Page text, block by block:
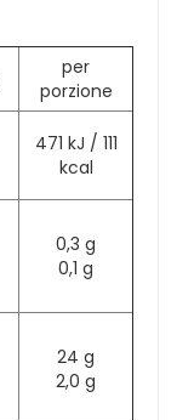
per
porzione
471 kJ / 111
kcal
0,3 g
0,1 g
24 g
2,0 g